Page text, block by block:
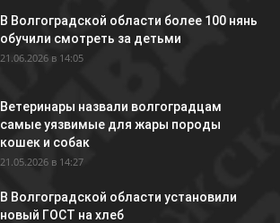
В Волгоградской области более 100 нянь
обучили смотреть за детьми
21.06.2026 в 14:05
Ветеринары назвали волгоградцам
самые уязвимые для жары породы
кошек и собак
21.05.2026 в 14:27
В Волгоградской области установили
новый ГОСТ на хлеб